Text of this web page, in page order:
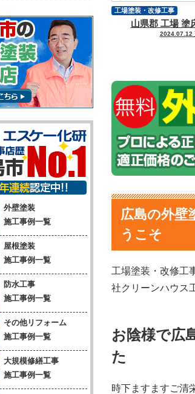
山県郡 工場 塗
2024.07.12
工場塗装・改修工事
広島の外壁
うこそ
工場塗装・改修工
社クリーンハウス
お陰様で広
た
時下ますますご清
外壁塗装
施工事例一覧
屋根塗装
施工事例一覧
防水工事
施工事例一覧
その他リフォーム
施工事例一覧
大規模修繕工事
施工事例一覧